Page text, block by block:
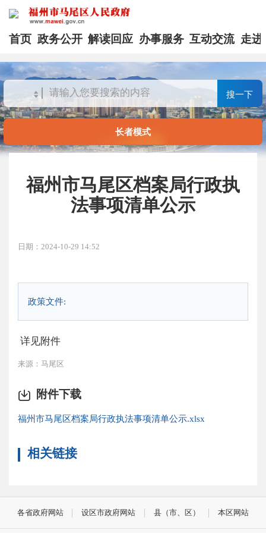
首页 政务公开 解读回应 办事服务 互动交流 走进
搜一下
长者模式
福州市马尾区档案局行政执
法事项清单公示
日期：2024-10-29 14:52
政策文件:
详见附件
来源：马尾区
附件下载
福州市马尾区档案局行政执法事项清单公示.xlsx
相关链接
各省政府网站 设区市政府网站 县（市、区） 本区网站